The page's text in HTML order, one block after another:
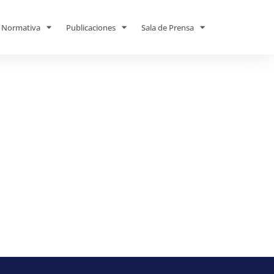
Normativa Publicaciones Sala de Prensa